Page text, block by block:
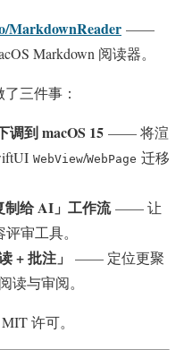
MarkdownReader ——
Markdown 阅读器。
三件事：
调到 macOS 15 —— 将渲
WebView/WebPage 迁移
给 AI」工作流—— 让
审工具。
+ 批注」
—— 定位更聚
读与审阅。
许可。